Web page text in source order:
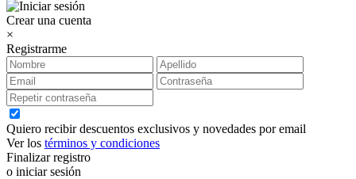
Crear una cuenta
×
Registrarme
Quiero recibir descuentos exclusivos y novedades por email
Ver los términos y condiciones
Finalizar registro
o iniciar sesión